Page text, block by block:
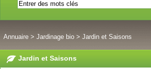
Annuaire > Jardinage bio > Jardin et Saisons
Jardin et Saisons